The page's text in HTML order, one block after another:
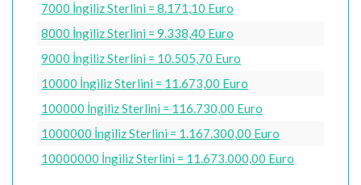
7000 İngiliz Sterlini = 8.171,10 Euro
8000 İngiliz Sterlini = 9.338,40 Euro
9000 İngiliz Sterlini = 10.505,70 Euro
10000 İngiliz Sterlini = 11.673,00 Euro
100000 İngiliz Sterlini = 116.730,00 Euro
1000000 İngiliz Sterlini = 1.167.300,00 Euro
10000000 İngiliz Sterlini = 11.673.000,00 Euro